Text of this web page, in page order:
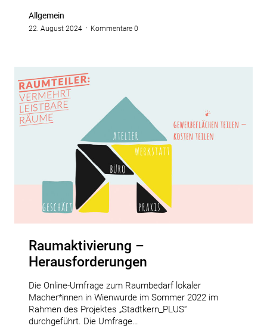
Allgemein
22. August 2024 Kommentare 0
Raumaktivierung –
Herausforderungen
Die Online-Umfrage zum Raumbedarf lokaler
Macher*innen in Wienwurde im Sommer 2022 im
Rahmen des Projektes „Stadtkern_PLUS“
durchgeführt. Die Umfrage…